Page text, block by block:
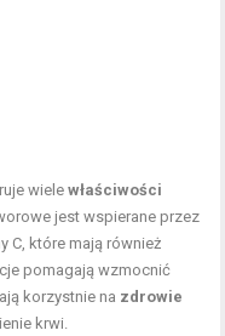
wielewłaściwości
jest wspierane przez
C, które mają również
pomagają wzmocnić
korzystnie na zdrowie
krwi.